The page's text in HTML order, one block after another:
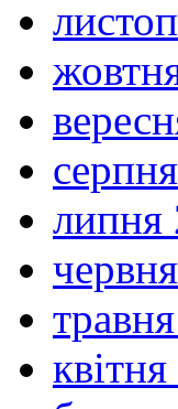
липня